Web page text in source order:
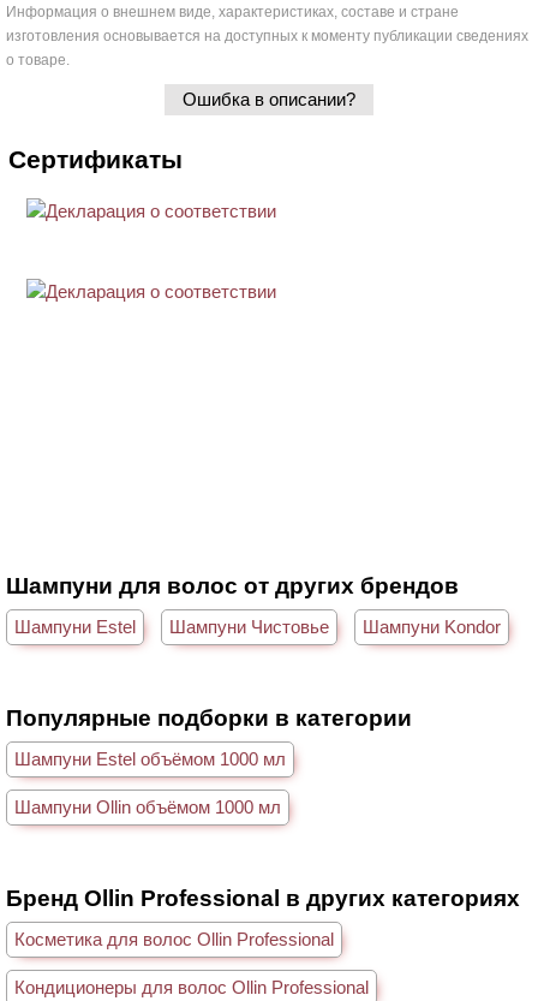
Информация о внешнем виде, характеристиках, составе и стране
изготовления основывается на доступных к моменту публикации сведениях
о товаре.
Ошибка в описании?
Сертификаты
Шампуни для волос от других брендов
Шампуни Estel Шампуни Чистовье Шампуни Kondor
Популярные подборки в категории
Шампуни Estel объёмом 1000 мл
Шампуни Ollin объёмом 1000 мл
Бренд Ollin Professional в других категориях
Косметика для волос Ollin Professional
Кондиционеры для волос Ollin Professional